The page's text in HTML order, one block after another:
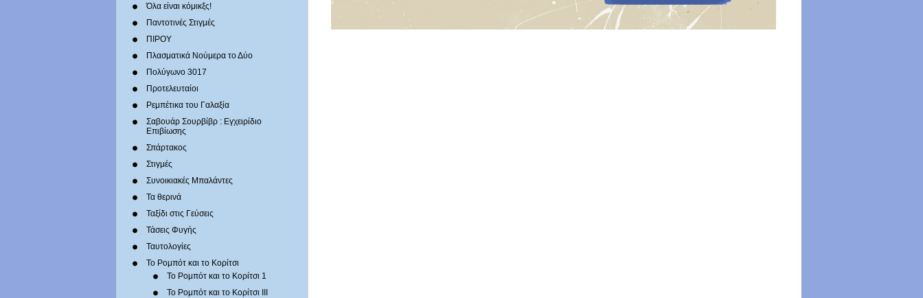
Όλα είναι κόμικξς!
Παντοτινές Στιγμές
ΠΙΡΟΥ
Πλασματικά Νούμερα το Δύο
Πολύγωνο 3017
Προτελευταίοι
Ρεμπέτικα του Γαλαξία
Σαβουάρ Σουρβίβρ : Εγχειρίδιο
Επιβίωσης
Σπάρτακος
Στιγμές
Συνοικιακές Μπαλάντες
Τα θερινά
Ταξίδι στις Γεύσεις
Τάσεις Φυγής
Ταυτολογίες
Το Ρομπότ και το Κορίτσι
Το Ρομπότ και το Κορίτσι 1
Το Ρομπότ και το Κορίτσι III